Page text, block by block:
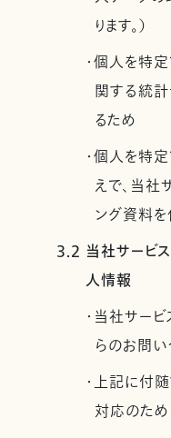
ります。）
・個人を特
関する統計
るため
・個人を特
えで、当社
ング資料を
3.2 当社サービ
人情報
・当社サー
らのお問
・上記に付
対応のため